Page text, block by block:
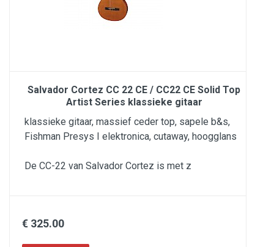
Salvador Cortez CC 22 CE / CC22 CE Solid Top
Artist Series klassieke gitaar
klassieke gitaar, massief ceder top, sapele b&s,
Fishman Presys I elektronica, cutaway, hoogglans
De CC-22 van Salvador Cortez is met z
€ 325.00